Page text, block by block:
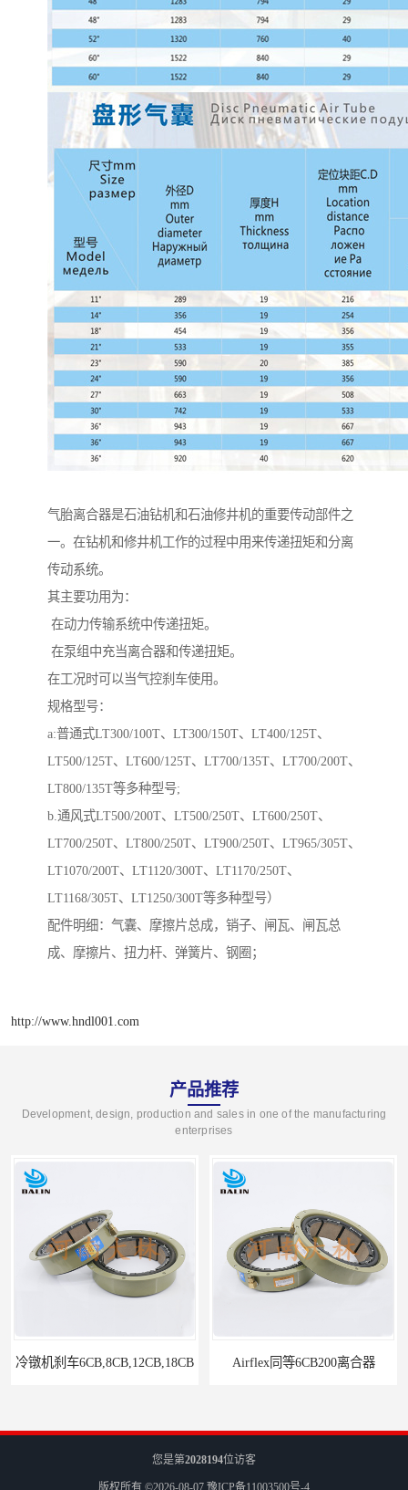
气胎离合器是石油钻机和石油修井机的重要传动部件之
一。在钻机和修井机工作的过程中用来传递扭矩和分离
传动系统。
其主要功用为：
在动力传输系统中传递扭矩。
在泵组中充当离合器和传递扭矩。
在工况时可以当气控刹车使用。
规格型号：
a:普通式LT300/100T、LT300/150T、LT400/125T、
LT500/125T、LT600/125T、LT700/135T、LT700/200T、
LT800/135T等多种型号;
b.通风式LT500/200T、LT500/250T、LT600/250T、
LT700/250T、LT800/250T、LT900/250T、LT965/305T、
LT1070/200T、LT1120/300T、LT1170/250T、
LT1168/305T、LT1250/300T等多种型号）
配件明细：气囊、摩擦片总成，销子、闸瓦、闸瓦总
成、摩擦片、扭力杆、弹簧片、钢圈；
http://www.hndl001.com
产品推荐
Development, design, production and sales in one of the manufacturing
enterprises
Airflex同等6CB200离合器
您是第2028194位访客
版权所有 ©2026-08-07 豫ICP备11003500号-4